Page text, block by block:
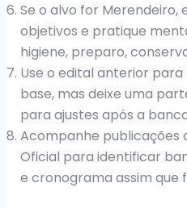
Se o alvo for Merendeiro,
objetivos e pratique
higiene, preparo,
Use o edital anterior
base, mas deixe uma
para ajustes após a
Acompanhe publicações
Oficial para identificar
e cronograma assim que